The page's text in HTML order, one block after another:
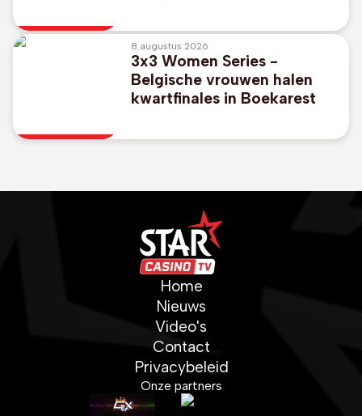
8 augustus 2026
3x3 Women Series -
Belgische vrouwen halen
kwartfinales in Boekarest
Home
Nieuws
Video's
Contact
Privacybeleid
Onze partners